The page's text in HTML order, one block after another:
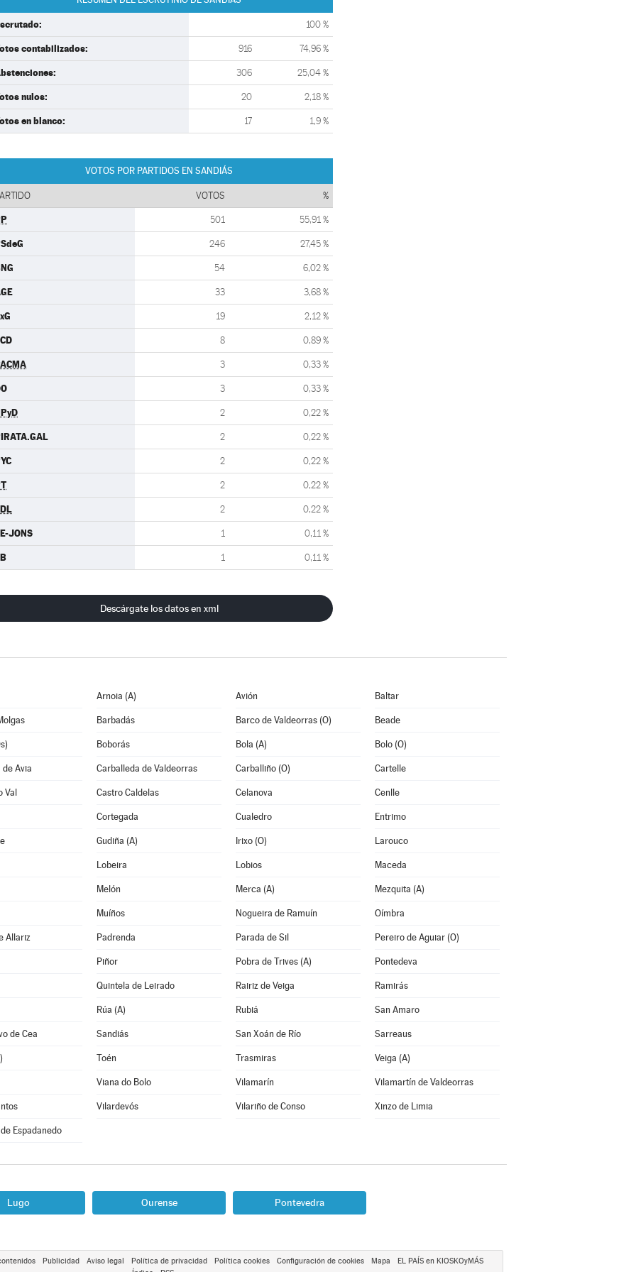
100 %
contabilizados: 916 74,96 %
306 25,04 %
nulos: 20 2,18 %
en blanco: 17 1,9 %
VOTOS POR PARTIDOS EN SANDIÁS
VOTOS %
501 55,91 %
246 27,45 %
54 6,02 %
33 3,68 %
19 2,12 %
8 0,89 %
3 0,33 %
3 0,33 %
2 0,22 %
2 0,22 %
2 0,22 %
2 0,22 %
2 0,22 %
JONS 1 0,11 %
1 0,11 %
Descárgate los datos en xml
Arnoia (A) Avión Baltar
Barbadás Barco de Valdeorras (O) Beade
Boborás Bola (A) Bolo (O)
Avia Carballeda de Valdeorras Carballiño (O) Cartelle
Val Castro Caldelas Celanova Cenlle
Cortegada Cualedro Entrimo
Gudiña (A) Irixo (O) Larouco
Lobeira Lobios Maceda
Melón Merca (A) Mezquita (A)
Muíños Nogueira de Ramuín Oímbra
Allariz Padrenda Parada de Sil Pereiro de Aguiar (O)
Piñor Pobra de Trives (A) Pontedeva
Quintela de Leirado Rairiz de Veiga Ramirás
Rúa (A) Rubiá San Amaro
de Cea Sandiás San Xoán de Río Sarreaus
Toén Trasmiras Veiga (A)
Viana do Bolo Vilamarín Vilamartín de Valdeorras
Vilardevós Vilariño de Conso Xinzo de Limia
Espadanedo
Lugo Ourense Pontevedra
Publicidad Aviso legal Política de privacidad Política cookies Configuración de cookies Mapa
EL PAÍS en KIOSKOyMÁS